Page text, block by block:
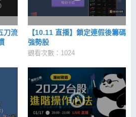
刀流
【10.11 直播】鎖定連假後籌碼
強勢股
觀看次數：1024